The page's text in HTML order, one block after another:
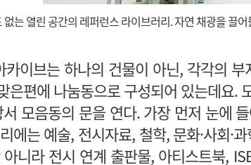
는 열린 공간의 레퍼런스 라이브러리. 자연 채광을 끌
카이브는 하나의 건물이 아닌, 각각의
은편에 나눔동으로 구성되어 있는데요.
모음동의 문을 연다. 가장 먼저 눈에
에는 예술, 전시자료, 철학, 문화·사회·
니라 전시 연계 출판물, 아티스트북,